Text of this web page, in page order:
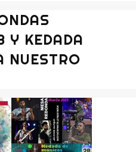
Y KEDADA
NUESTRO